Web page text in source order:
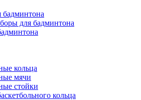
для бадминтона
кольца
мячи
стойки
кольца